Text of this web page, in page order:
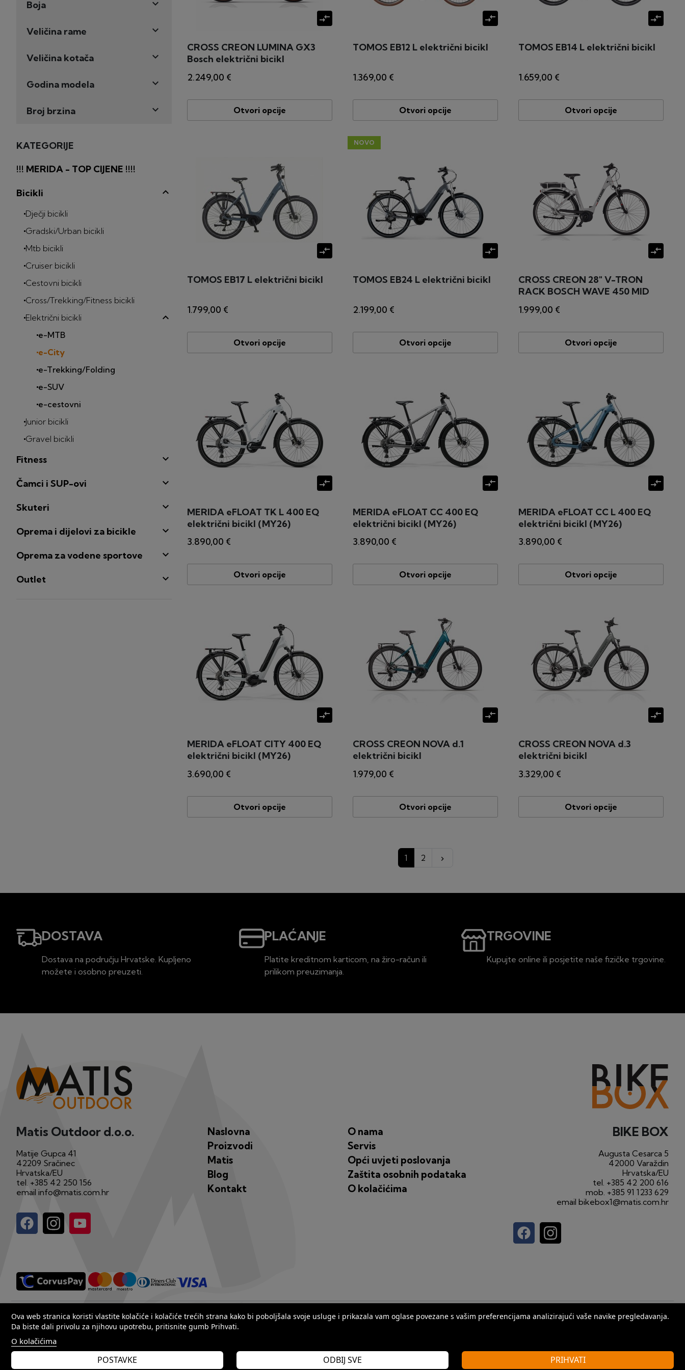
Boja 
Veličina rame 
Veličina kotača 
Godina modela 
Broj brzina 
KATEGORIJE
!!! MERIDA - TOP CIJENE !!!!
Bicikli
Dječji bicikli
Gradski/Urban bicikli
Mtb bicikli
Cruiser bicikli
Cestovni bicikli
Cross/Trekking/Fitness bicikli
Električni bicikli
e-MTB
e-City
e-Trekking/Folding
e-SUV
e-cestovni
Junior bicikli
Gravel bicikli
Fitness 
Čamci i SUP-ovi 
Skuteri 
Oprema i dijelovi za bicikle 
Oprema za vodene sportove 
Outlet 
compare_arrows
CROSS CREON LUMINA GX3
Bosch električni bicikl
2.249,00 €
Otvori opcije
compare_arrows
TOMOS EB12 L električni bicikl
1.369,00 €
Otvori opcije
compare_arrows
TOMOS EB14 L električni bicikl
1.659,00 €
Otvori opcije
compare_arrows
TOMOS EB17 L električni bicikl
1.799,00 €
Otvori opcije
NOVO
compare_arrows
TOMOS EB24 L električni bicikl
2.199,00 €
Otvori opcije
compare_arrows
CROSS CREON 28" V-TRON
RACK BOSCH WAVE 450 MID
1.999,00 €
Otvori opcije
compare_arrows
MERIDA eFLOAT TK L 400 EQ
električni bicikl (MY26)
3.890,00 €
Otvori opcije
compare_arrows
MERIDA eFLOAT CC 400 EQ
električni bicikl (MY26)
3.890,00 €
Otvori opcije
compare_arrows
MERIDA eFLOAT CC L 400 EQ
električni bicikl (MY26)
3.890,00 €
Otvori opcije
compare_arrows
MERIDA eFLOAT CITY 400 EQ
električni bicikl (MY26)
3.690,00 €
Otvori opcije
compare_arrows
CROSS CREON NOVA d.1
električni bicikl
1.979,00 €
Otvori opcije
compare_arrows
CROSS CREON NOVA d.3
električni bicikl
3.329,00 €
Otvori opcije
1 2 keyboard_arrow_right
DOSTAVA
Dostava na području Hrvatske. Kupljeno
možete i osobno preuzeti.
PLAĆANJE
Platite kreditnom karticom, na žiro-račun ili
prilikom preuzimanja.
TRGOVINE
Kupujte online ili posjetite naše fizičke trgovine.
Matis Outdoor d.o.o.
Matije Gupca 41
42209 Sračinec
Hrvatska/EU
tel. +385 42 250 156
email info@matis.com.hr
Naslovna
Proizvodi
Matis
Blog
Kontakt
O nama
Servis
Opći uvjeti poslovanja
Zaštita osobnih podataka
O kolačićima
Ova web stranica koristi vlastite kolačiće i kolačiće trećih strana kako bi poboljšala svoje usluge i prikazala vam oglase povezane s vašim preferencijama analizirajući vaše navike pregledavanja.
Da biste dali privolu za njihovu upotrebu, pritisnite gumb Prihvati.
O kolačićima
POSTAVKE ODBIJ SVE PRIHVATI
BIKE BOX
Augusta Cesarca 5
42000 Varaždin
Hrvatska/EU
tel. +385 42 200 616
mob. +385 91 1233 629
email bikebox1@matis.com.hr
Copyright by Matis 2025. Sva prava pridržana. web bySeus